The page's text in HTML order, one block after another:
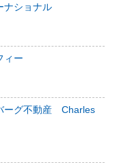
ナショナル
ィー
ーグ不動産 Charles